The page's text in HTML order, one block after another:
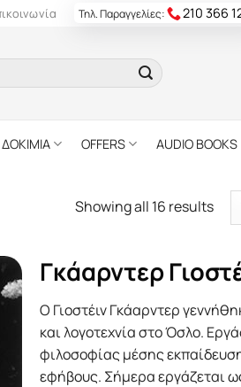
Τηλ. Παραγγελίες: 210 366
OFFERS AUDIO BOOKS
Showing all 16 results
Γκάαρντερ
O Γιοστέιν Γκάαρντερ
και λογοτεχνία στο Όσλο.
φιλοσοφίας μέσης
εφήβους. Σήμερα εργάζεται